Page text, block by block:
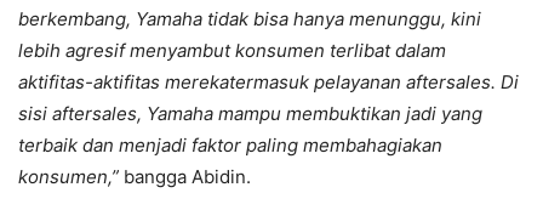
berkembang, Yamaha tidak bisa hanya menunggu, kini
lebih agresif menyambut konsumen terlibat dalam
aktifitas-aktifitas merekatermasuk pelayanan aftersales. Di
sisi aftersales, Yamaha mampu membuktikan jadi yang
terbaik dan menjadi faktor paling membahagiakan
konsumen,” bangga Abidin.